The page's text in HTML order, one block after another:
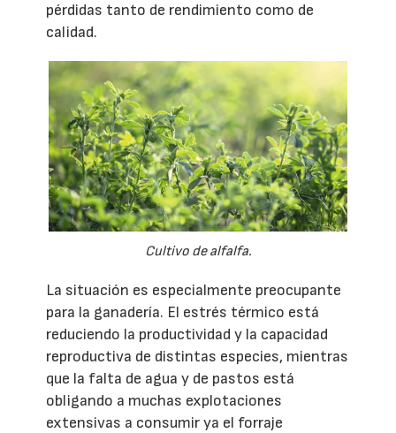
pérdidas tanto de rendimiento como de
calidad.
Cultivo de alfalfa.
La situación es especialmente preocupante
para la ganadería. El estrés térmico está
reduciendo la productividad y la capacidad
reproductiva de distintas especies, mientras
que la falta de agua y de pastos está
obligando a muchas explotaciones
extensivas a consumir ya el forraje